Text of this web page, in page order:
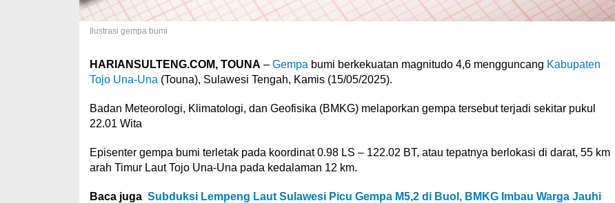
Ilustrasi gempa bumi
HARIANSULTENG.COM, TOUNA – Gempa bumi berkekuatan magnitudo 4,6 mengguncang Kabupaten
Tojo Una-Una (Touna), Sulawesi Tengah, Kamis (15/05/2025).
Badan Meteorologi, Klimatologi, dan Geofisika (BMKG) melaporkan gempa tersebut terjadi sekitar pukul
22.01 Wita
Episenter gempa bumi terletak pada koordinat 0.98 LS – 122.02 BT, atau tepatnya berlokasi di darat, 55 km
arah Timur Laut Tojo Una-Una pada kedalaman 12 km.
Baca juga Subduksi Lempeng Laut Sulawesi Picu Gempa M5,2 di Buol, BMKG Imbau Warga Jauhi